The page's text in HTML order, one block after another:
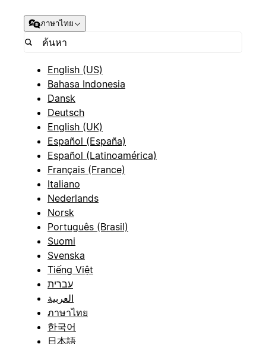
ภาษาไทย
English (US)
Bahasa Indonesia
Dansk
Deutsch
English (UK)
Español (España)
Español (Latinoamérica)
Français (France)
Italiano
Nederlands
Norsk
Português (Brasil)
Suomi
Svenska
Tiếng Việt
עברית
العربية
ภาษาไทย
한국어
日本語